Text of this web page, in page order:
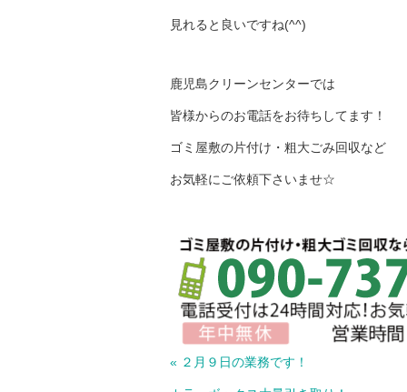
見れると良いですね(^^)
鹿児島クリーンセンターでは
皆様からのお電話をお待ちしてます！
ゴミ屋敷の片付け・粗大ごみ回収など
お気軽にご依頼下さいませ☆
« ２月９日の業務です！